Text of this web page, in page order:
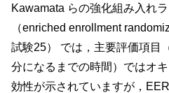
Kawamata らの強化組み入れ
（enriched enrollment
試験25） では，主要評価項目
分になるまでの時間）ではオ
効性が示されていますが，